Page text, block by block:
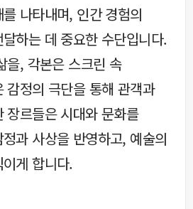
나타내며, 인간 경험의
하는 데 중요한 수단입니다.
을, 각본은 스크린 속
감정의 극단을 통해 관객과
장르들은 시대와 문화를
과 사상을 반영하고, 예술의
게 합니다.